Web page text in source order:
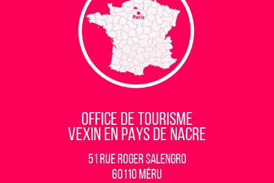
OFFICE DE TOURISME
VEXIN EN PAYS DE NACRE
51 rue Roger Salengro
60110 Méru